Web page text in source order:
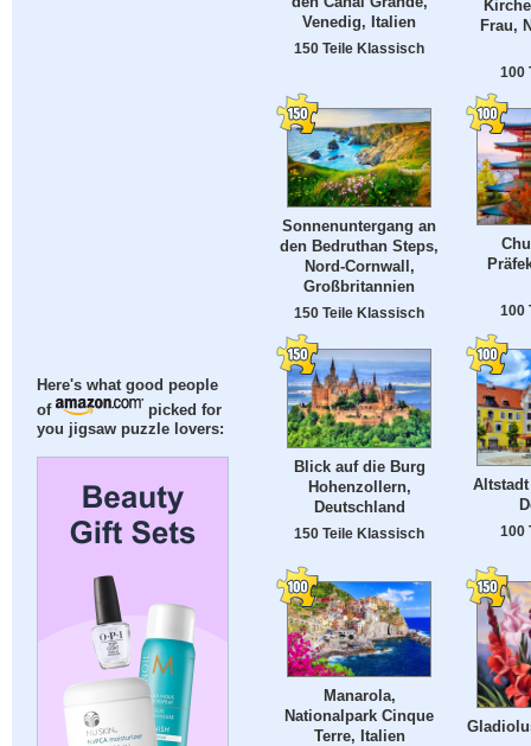
Here's what good people
of
picked for
you jigsaw puzzle lovers:
Venedig, Italien
150 Teile Klassisch
Frau,
100
Sonnenuntergang an
den Bedruthan Steps,
Nord-Cornwall,
Großbritannien
150 Teile Klassisch 100
Blick auf die Burg
Hohenzollern,
Deutschland
150 Teile Klassisch 100
Manarola,
Nationalpark Cinque
Terre, Italien